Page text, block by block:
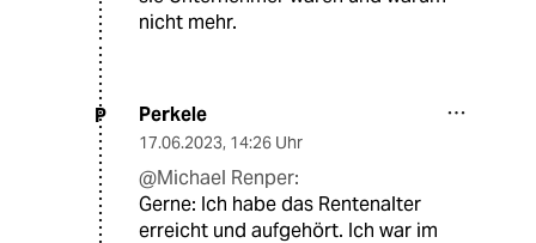
nicht mehr.
P Perkele
17.06.2023, 14:26 Uhr
@Michael Renper:
Gerne: Ich habe das Rentenalter
erreicht und aufgehört. Ich war im